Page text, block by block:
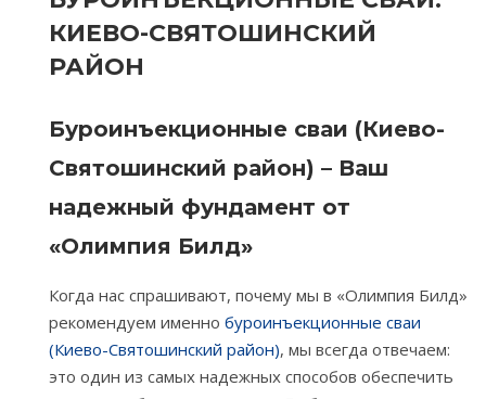
КИЕВО-СВЯТОШИНСКИЙ
РАЙОН
Буроинъекционные сваи (Киево-
Святошинский район) – Ваш
надежный фундамент от
«Олимпия Билд»
Когда нас спрашивают, почему мы в «Олимпия Билд»
рекомендуем именно буроинъекционные сваи
(Киево-Святошинский район), мы всегда отвечаем:
это один из самых надежных способов обеспечить